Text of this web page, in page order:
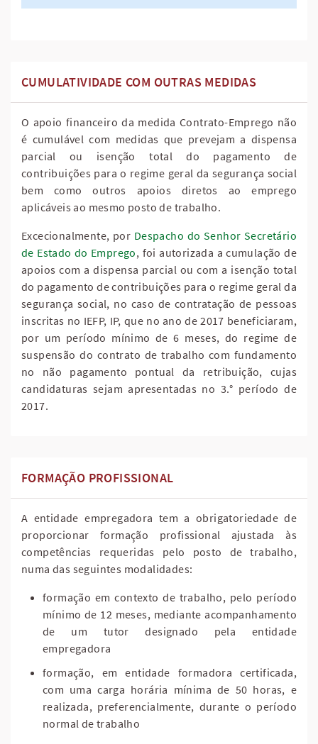
CUMULATIVIDADE COM OUTRAS MEDIDAS
O apoio financeiro da medida Contrato-Emprego não
é cumulável com medidas que prevejam a dispensa
parcial ou isenção total do pagamento de
contribuições para o regime geral da segurança social
bem como outros apoios diretos ao emprego
aplicáveis ao mesmo posto de trabalho.
Excecionalmente, por Despacho do Senhor Secretário
de Estado do Emprego, foi autorizada a cumulação de
apoios com a dispensa parcial ou com a isenção total
do pagamento de contribuições para o regime geral da
segurança social, no caso de contratação de pessoas
inscritas no IEFP, IP, que no ano de 2017 beneficiaram,
por um período mínimo de 6 meses, do regime de
suspensão do contrato de trabalho com fundamento
no não pagamento pontual da retribuição, cujas
candidaturas sejam apresentadas no 3.° período de
2017.
FORMAÇÃO PROFISSIONAL
A entidade empregadora tem a obrigatoriedade de
proporcionar formação profissional ajustada às
competências requeridas pelo posto de trabalho,
numa das seguintes modalidades:
formação em contexto de trabalho, pelo período
mínimo de 12 meses, mediante acompanhamento
de um tutor designado pela entidade
empregadora
formação, em entidade formadora certificada,
com uma carga horária mínima de 50 horas, e
realizada, preferencialmente, durante o período
normal de trabalho